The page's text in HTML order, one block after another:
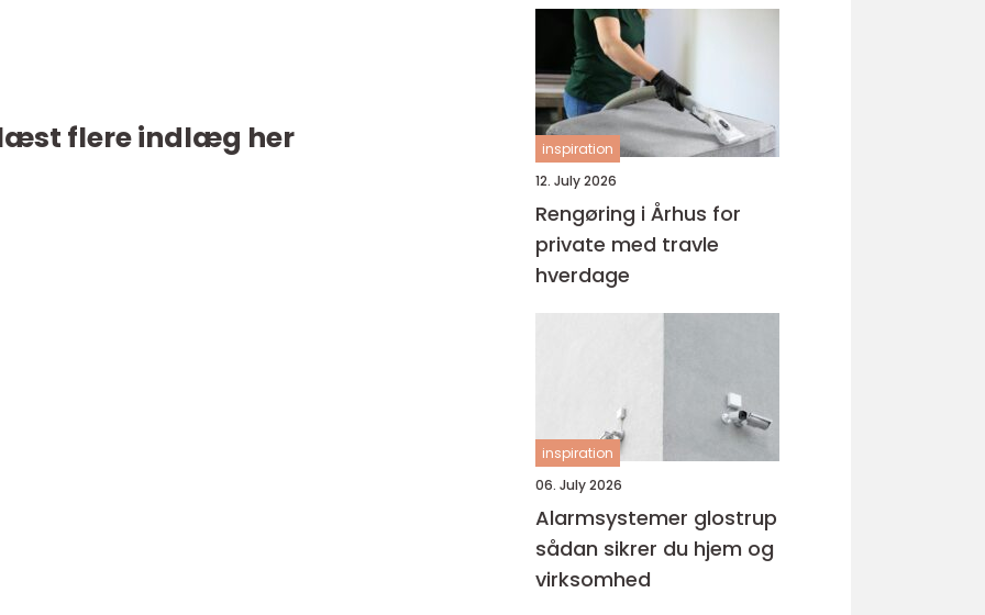
flere indlæg her
inspiration
12. July 2026
Rengøring i Århus for
private med travle
hverdage
inspiration
06. July 2026
Alarmsystemer glostrup
sådan sikrer du hjem og
virksomhed